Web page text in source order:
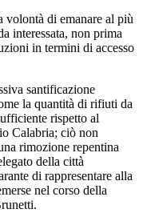
volontà di emanare al più
interessata, non prima
in termini di accesso
santificazione
la quantità di rifiuti da
rispetto al
Calabria; ciò non
rimozione repentina
della città
di rappresentare alla
nel corso della